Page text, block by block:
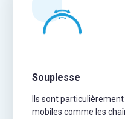
Souplesse
Ils sont
mobiles comme les